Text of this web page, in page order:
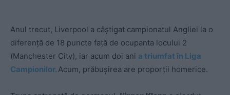
Anul trecut, Liverpool a câștigat campionatul Angliei la o
diferență de 18 puncte față de ocupanta locului 2
(Manchester City), iar acum doi ani a triumfat în Liga
Campionilor. Acum, prăbușirea are proporții homerice.